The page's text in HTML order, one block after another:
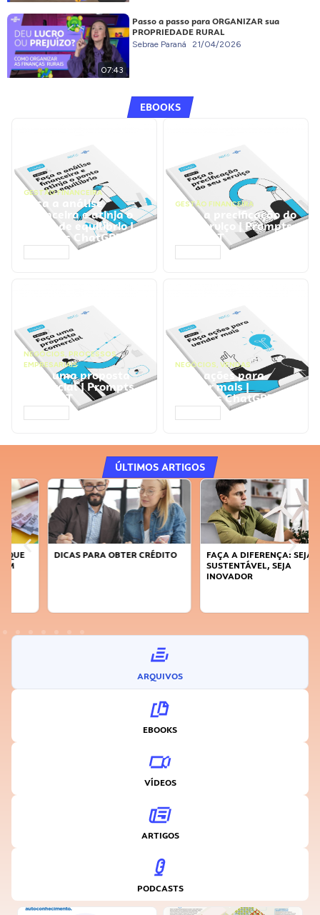
07:43
Passo a passo para ORGANIZAR sua
PROPRIEDADE RURAL
Sebrae Paraná 21/04/2026
EBOOKS
GESTÃO FINANCEIRA
Faça a análise
financeira e atinja o
ponto de equilíbrio |
Prompts ChatGPT
GESTÃO FINANCEIRA
Faça a precificação do
seu serviço | Prompts
ChatGPT
NEGÓCIOS, PROCESSOS
EMPRESARIAIS
Faça uma proposta
comercial | Prompts
ChatGPT
NEGÓCIOS, VENDAS
Faça ações para
vender mais |
Prompts ChatGPT
ÚLTIMOS ARTIGOS
DICAS PARA OBTER CRÉDITO
FAÇA A DIFERENÇA: SEJA
SUSTENTÁVEL, SEJA
INOVADOR
ARQUIVOS
EBOOKS
VÍDEOS
ARTIGOS
PODCASTS